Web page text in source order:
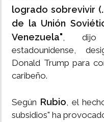
logrado sobrevivir
de la Unión
Venezuela", dijo
estadounidense,
Donald Trump para
caribeño.
Según Rubio, el
subsidios" ha